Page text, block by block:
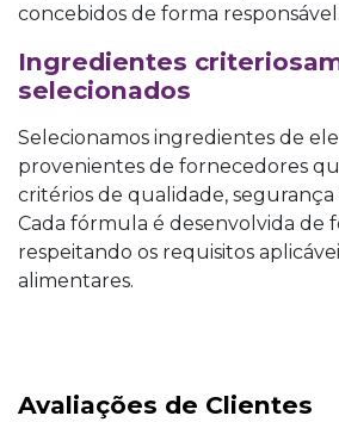
concebidos de forma responsável.
Ingredientes
selecionados
Selecionamos ingredientes de
provenientes de fornecedores
critérios de qualidade, segurança
Cada fórmula é desenvolvida de
respeitando os requisitos
alimentares.
Avaliações de Clientes